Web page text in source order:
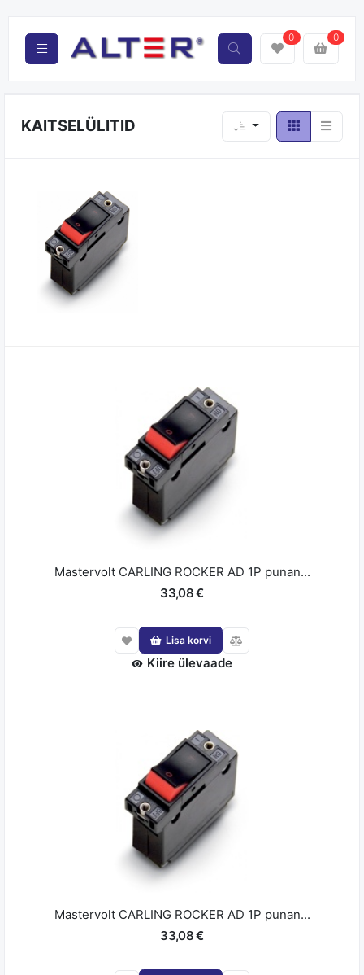
0 0
KAITSELÜLITID
Mastervolt CARLING ROCKER AD 1P punan...
33,08 €
Lisa korvi
Kiire ülevaade
Mastervolt CARLING ROCKER AD 1P punan...
33,08 €